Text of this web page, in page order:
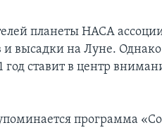
планеты НАСА
и высадки на Луне.
год ставит в центр
программа